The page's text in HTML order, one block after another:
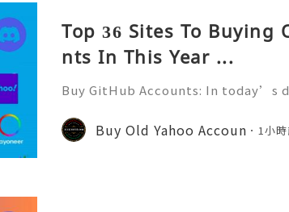
Top 36 Sites To Buying
nts In This Year ...
Buy GitHub Accounts: In today’s
n ever. GitHub has become one
forms for developers, compa
Buy Old Yahoo Accoun 1小